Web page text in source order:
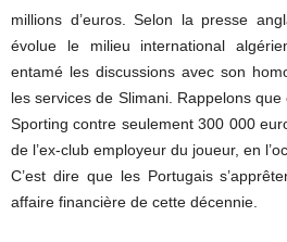
millions d’euros. Selon la presse
évolue le milieu international
entamé les discussions avec son
les services de Slimani. Rappelons
Sporting contre seulement 300 000
de l’ex-club employeur du joueur, en
C’est dire que les Portugais
affaire financière de cette décennie.